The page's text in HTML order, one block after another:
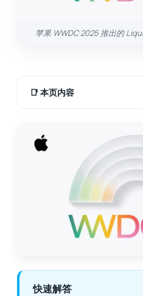
苹果 WWDC 2025 推出的
📑 本页内容
快速解答